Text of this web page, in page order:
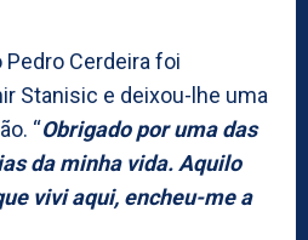
Pedro Cerdeira foi
Stanisic e deixou-lhe uma
“Obrigado por uma das
da minha vida. Aquilo
vivi aqui, encheu-me a